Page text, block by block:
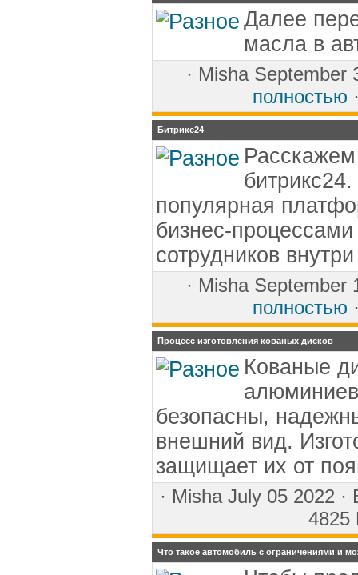
Далее
масла в
· MishaSeptember
полностью
Битрикс24
Расскажем
популярная
бизнес-
сотрудников
· MishaSeptember
полностью
Процесс изготовления кованых дисков
Кованые
безопасны,
внешний вид.
защищает их от
· MishaJuly 05 2022 ·
4825
Что такое автомобиль с ограничениями и